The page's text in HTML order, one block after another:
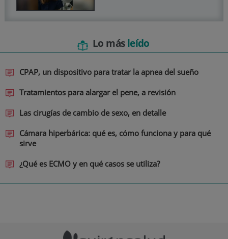
Lo másleído
CPAP, un dispositivo para tratar la apnea del sueño
Tratamientos para alargar el pene, a revisión
Las cirugías de cambio de sexo, en detalle
Cámara hiperbárica: qué es, cómo funciona y para qué
sirve
¿Qué es ECMO y en qué casos se utiliza?